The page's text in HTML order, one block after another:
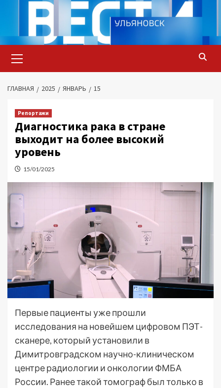
содержимому
меню
ГЛАВНАЯ 2025 ЯНВАРЬ 15
Репортажи
Диагностика рака в стране
выходит на более высокий
уровень
15/01/2025
Первые пациенты уже прошли
исследования на новейшем цифровом ПЭТ-
сканере, который установили в
Димитровградском научно-клиническом
центре радиологии и онкологии ФМБА
России. Ранее такой томограф был только в